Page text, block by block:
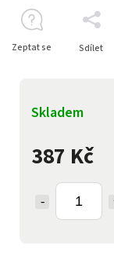
387 Kč
Skladem
Zeptat se Sdílet